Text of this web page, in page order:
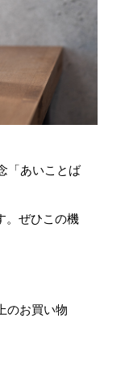
「あいことば
。ぜひこの機
のお買い物